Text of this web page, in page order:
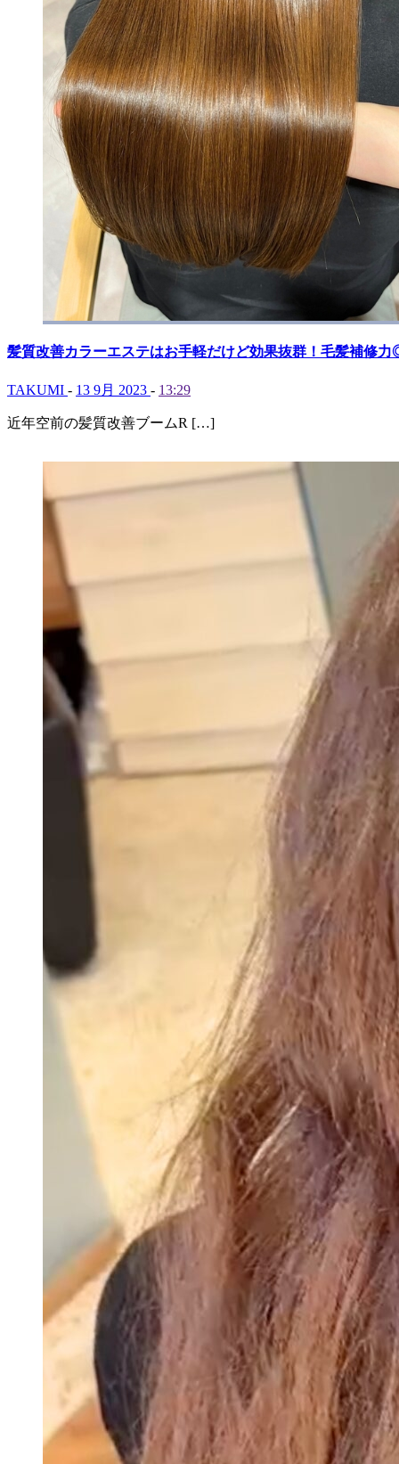
髪質改善カラーエステはお手軽だけど効果抜群！毛髪補修
TAKUMI - 13 9月 2023 - 13:29
近年空前の髪質改善ブームR […]